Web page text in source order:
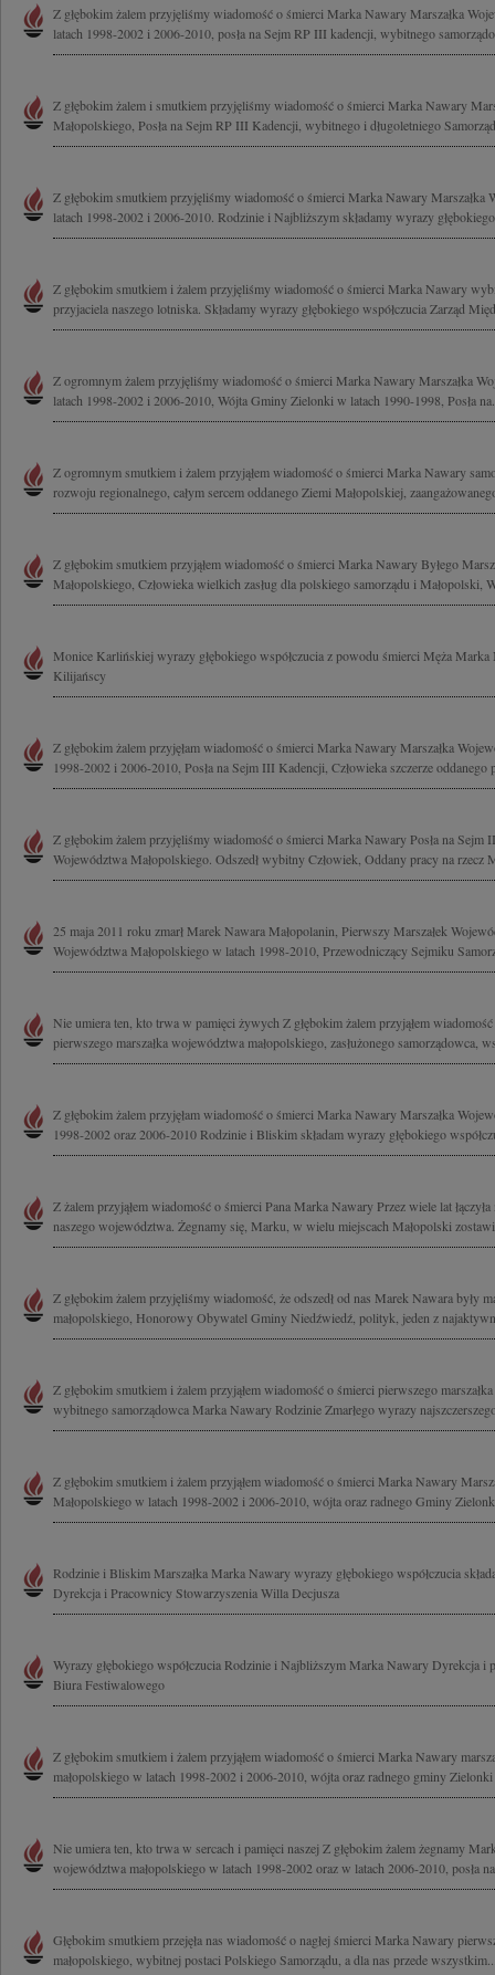
Z głębokim żalem przyjęliśmy wiadomość o śmierci Marka Nawary Marszałka
latach 1998-2002 i 2006-2010, posła na Sejm RP III kadencji, wybitnego
Z głębokim żalem i smutkiem przyjęliśmy wiadomość o śmierci Marka Nawary
Małopolskiego, Posła na Sejm RP III Kadencji, wybitnego i długoletniego
Z głębokim smutkiem przyjęliśmy wiadomość o śmierci Marka Nawary Marszałka
latach 1998-2002 i 2006-2010. Rodzinie i Najbliższym składamy wyrazy
Z głębokim smutkiem i żalem przyjęliśmy wiadomość o śmierci Marka Nawary
przyjaciela naszego lotniska. Składamy wyrazy głębokiego współczucia Zarząd
Z ogromnym żalem przyjęliśmy wiadomość o śmierci Marka Nawary Marszałka
latach 1998-2002 i 2006-2010, Wójta Gminy Zielonki w latach 1990-1998, Posła
Z ogromnym smutkiem i żalem przyjąłem wiadomość o śmierci Marka Nawary
rozwoju regionalnego, całym sercem oddanego Ziemi Małopolskiej,
Z głębokim smutkiem przyjąłem wiadomość o śmierci Marka Nawary Byłego
Małopolskiego, Człowieka wielkich zasług dla polskiego samorządu i Małopolski,
Monice Karlińskiej wyrazy głębokiego współczucia z powodu śmierci Męża
Kilijańscy
Z głębokim żalem przyjęłam wiadomość o śmierci Marka Nawary Marszałka
1998-2002 i 2006-2010, Posła na Sejm III Kadencji, Człowieka szczerze oddanego
Z głębokim żalem przyjęliśmy wiadomość o śmierci Marka Nawary Posła na Sejm
Województwa Małopolskiego. Odszedł wybitny Człowiek, Oddany pracy na rzecz
25 maja 2011 roku zmarł Marek Nawara Małopolanin, Pierwszy Marszałek
Województwa Małopolskiego w latach 1998-2010, Przewodniczący Sejmiku
Nie umiera ten, kto trwa w pamięci żywych Z głębokim żalem przyjąłem
pierwszego marszałka województwa małopolskiego, zasłużonego samorządowca,
Z głębokim żalem przyjęłam wiadomość o śmierci Marka Nawary Marszałka
1998-2002 oraz 2006-2010 Rodzinie i Bliskim składam wyrazy głębokiego
Z żalem przyjąłem wiadomość o śmierci Pana Marka Nawary Przez wiele lat
naszego województwa. Żegnamy się, Marku, w wielu miejscach Małopolski
Z głębokim żalem przyjęliśmy wiadomość, że odszedł od nas Marek Nawara były
małopolskiego, Honorowy Obywatel Gminy Niedźwiedź, polityk, jeden z
Z głębokim smutkiem i żalem przyjąłem wiadomość o śmierci pierwszego
wybitnego samorządowca Marka Nawary Rodzinie Zmarłego wyrazy
Z głębokim smutkiem i żalem przyjąłem wiadomość o śmierci Marka Nawary
Małopolskiego w latach 1998-2002 i 2006-2010, wójta oraz radnego Gminy
Rodzinie i Bliskim Marszałka Marka Nawary wyrazy głębokiego współczucia
Dyrekcja i Pracownicy Stowarzyszenia Willa Decjusza
Wyrazy głębokiego współczucia Rodzinie i Najbliższym Marka Nawary Dyrekcja
Biura Festiwalowego
Z głębokim smutkiem i żalem przyjąłem wiadomość o śmierci Marka Nawary
małopolskiego w latach 1998-2002 i 2006-2010, wójta oraz radnego gminy
Nie umiera ten, kto trwa w sercach i pamięci naszej Z głębokim żalem żegnamy
województwa małopolskiego w latach 1998-2002 oraz w latach 2006-2010, posła
Głębokim smutkiem przejęła nas wiadomość o nagłej śmierci Marka Nawary
małopolskiego, wybitnej postaci Polskiego Samorządu, a dla nas przede